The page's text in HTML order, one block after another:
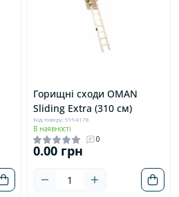
Горищні сходи OMAN
Sliding Extra (310 см)
Код товару: 9994178
В наявності
0
0.00 грн